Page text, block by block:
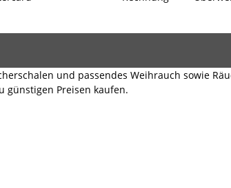
und passendes Weihrauch sowie
günstigen Preisen kaufen.